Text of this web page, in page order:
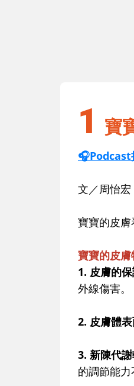
1 寶
🎧Podcast
文／周怡
寶寶的皮膚
寶寶的皮膚
1. 皮膚的
外線傷害。
2. 皮膚體
3. 新陳代謝
的調節能力